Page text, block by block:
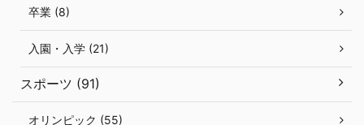
卒業 (8)
入園・入学 (21)
スポーツ (91)
オリンピック (55)